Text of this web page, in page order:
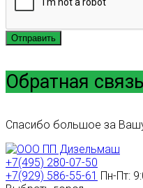
Отправить
Обратная связь
Спасибо большое за
+7(495) 280-07-50
+7(929) 586-55-61 Пн-Пт: